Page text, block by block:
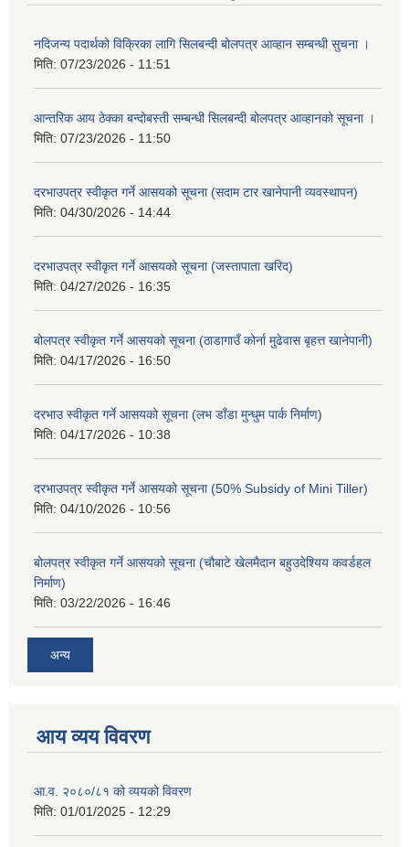
नदिजन्य पदार्थको विक्रिका लागि सिलबन्दी बोलपत्र आव्हान सम्बन्धी सुचना ।
मिति: 07/23/2026 - 11:51
आन्तरिक आय ठेक्का बन्दोबस्ती सम्बन्धी सिलबन्दी बोलपत्र आव्हानको सूचना ।
मिति: 07/23/2026 - 11:50
दरभाउपत्र स्वीकृत गर्ने आसयको सूचना (सदाम टार खानेपानी व्यवस्थापन)
मिति: 04/30/2026 - 14:44
दरभाउपत्र स्वीकृत गर्ने आसयको सूचना (जस्तापाता खरिद)
मिति: 04/27/2026 - 16:35
बोलपत्र स्वीकृत गर्ने आसयको सूचना (ठाडागाउँ कोर्ना मुढेवास बृहत्त खानेपानी)
मिति: 04/17/2026 - 16:50
दरभाउ स्वीकृत गर्ने आसयको सूचना (लभ डाँडा मुन्धुम पार्क निर्माण)
मिति: 04/17/2026 - 10:38
दरभाउपत्र स्वीकृत गर्ने आसयको सूचना (50% Subsidy of Mini Tiller)
मिति: 04/10/2026 - 10:56
बोलपत्र स्वीकृत गर्ने आसयको सूचना (चौबाटे खेलमैदान बहुउदेश्यिय कवर्डहल
निर्माण)
मिति: 03/22/2026 - 16:46
अन्य
आय व्यय विवरण
आ.व. २०८०/८१ को व्ययको विवरण
मिति: 01/01/2025 - 12:29